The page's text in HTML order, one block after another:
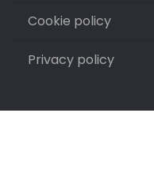
Cookie policy
Privacy policy